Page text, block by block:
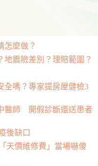
怎麼做？
震險差別？理賠範圍？
全嗎？專家提房屋健檢3
醫師 開假診斷還送患者
後缺口
天價維修費」當場嚇傻